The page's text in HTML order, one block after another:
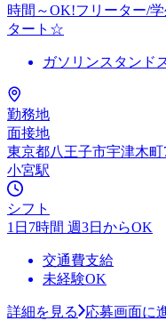
時間～OK!フリーター/
タート☆
ガソリンスタンド
勤務地
面接地
東京都八王子市宇津木町
小宮駅
シフト
1日7時間 週3日からOK
交通費支給
未経験OK
詳細を見る
応募画面に